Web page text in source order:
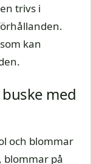
trivs i
kan
med
och blommar
blommar på